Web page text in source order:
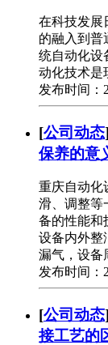
在科技发展
的融入到普
统自动化设
动化技术是
发布时间：
[公司动态]
保养的意
重庆自动化
滑、调整等
备的性能和
设备内外整
漏气，设备
发布时间：
[公司动态]
接工艺的